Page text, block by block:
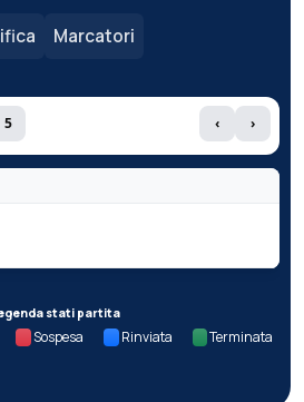
Marcatori
5 ‹ ›
stati partita
Sospesa Rinviata Terminata